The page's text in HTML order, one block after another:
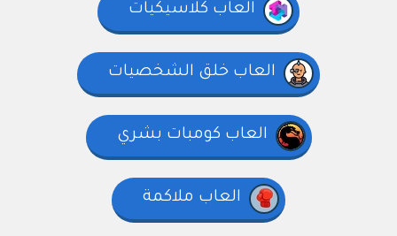
العاب كلاسيكيات
العاب خلق الشخصيات
العاب كومبات بشري
العاب ملاكمة